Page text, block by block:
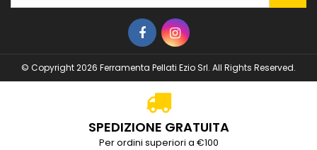
© Copyright 2026 Ferramenta Pellati Ezio Srl. All Rights Reserved.
SPEDIZIONE GRATUITA
Per ordini superiori a €100